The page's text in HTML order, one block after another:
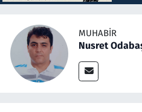
MUHABIR
Nusret